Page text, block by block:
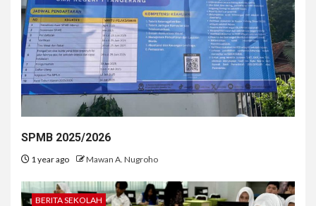
SPMB 2025/2026
1 year ago Mawan A. Nugroho
BERITA SEKOLAH